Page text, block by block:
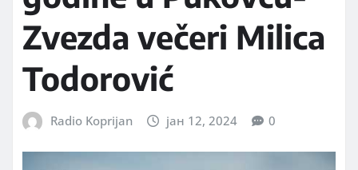
Zvezda večeri Milica
Todorović
Radio Koprijan јан 12, 2024 0